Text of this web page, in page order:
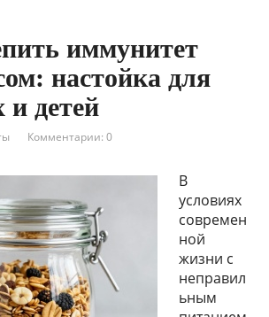
иммунитет
настойка для
и детей
Комментарии: 0
В
условиях
современ
ной
жизни с
неправил
ьным